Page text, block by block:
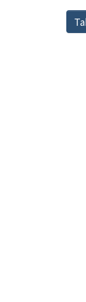
Download